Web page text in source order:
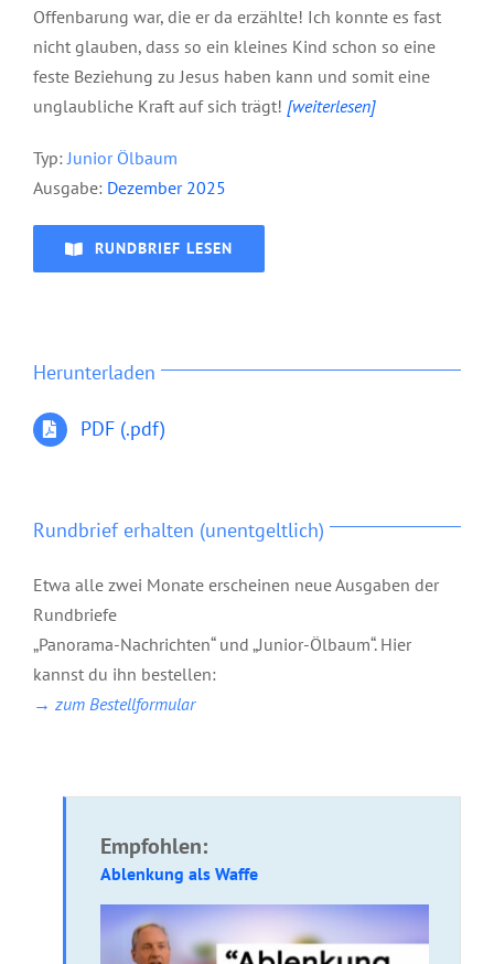
Offenbarung war, die er da erzählte! Ich konnte es fast
nicht glauben, dass so ein kleines Kind schon so eine
feste Beziehung zu Jesus haben kann und somit eine
unglaubliche Kraft auf sich trägt! [weiterlesen]
Typ:Junior Ölbaum
Ausgabe: Dezember 2025
RUNDBRIEF LESEN
Herunterladen
PDF (.pdf)
Rundbrief erhalten (unentgeltlich)
Etwa alle zwei Monate erscheinen neue Ausgaben der
Rundbriefe
„Panorama-Nachrichten“ und „Junior-Ölbaum“. Hier
kannst du ihn bestellen:
→ zum Bestellformular
Empfohlen:
Ablenkung als Waffe